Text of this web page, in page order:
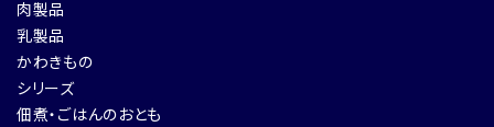
肉製品
乳製品
かわきもの
シリーズ
佃煮・ごはんのおとも